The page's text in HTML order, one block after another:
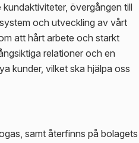
övergången till
och utveckling av vårt
att hårt arbete och starkt
relationer och en
kunder, vilket ska hjälpa oss
samt återfinns på bolagets